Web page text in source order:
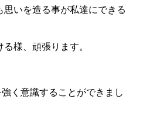
いを造る事が私達にできる
様、頑張ります。
く意識することができまし